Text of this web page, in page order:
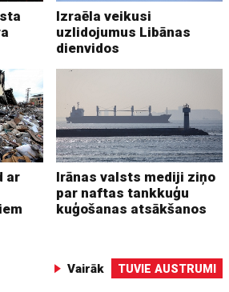
Izraēla veikusi
uzlidojumus Libānas
dienvidos
ar
Irānas valsts mediji ziņo
par naftas tankkuģu
kuģošanas atsākšanos
Vairāk TUVIE AUSTRUMI